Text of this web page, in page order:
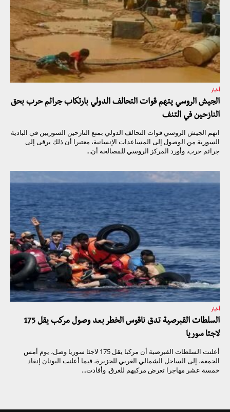
أخبار
الجيش الروسي يتهم قوات التحالف الدولي بارتكاب جرائم حرب بحق
النازحين في التنف
اتهم الجيش الروسي قوات التحالف الدولي بمنع النازحين السوريين في البادية
السورية من الوصول إلى المساعدات الإنسانية، معتبرا أن ذلك يرقى إلى
جرائم حرب. وأورد المركز الروسي للمصالحة أن...
أخبار
السلطات القبرصية تدق ناقوس الخطر بعد وصول مركب يقل 175
لاجئا سوريا
أعلنت السلطات القبرصية أن مركبا يقل 175 لاجئا سوريا وصل، يوم أمس
الجمعة، إلى الساحل الشمالي الغربي للجزيرة، فيما أعلنت اليونان إنقاذ
خمسة عشر مهاجرا تعرض مركبهم للغرق. وأفادت...